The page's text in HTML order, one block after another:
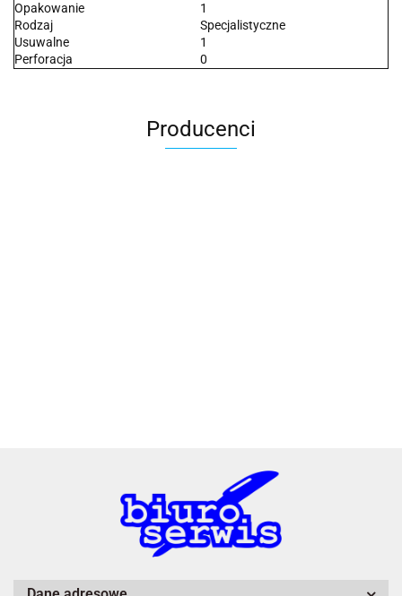
Opakowanie
1
Rodzaj
Specjalistyczne
Usuwalne
1
Perforacja
0
Producenci
A4 Tech